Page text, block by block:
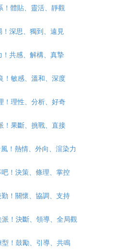
！體貼、靈活、靜觀
深思、獨到、遠見
共感、解構、真摯
！敏感、溫和、深度
！理性、分析、好奇
！果斷、挑戰、直接
！熱情、外向、渲染力
！決策、條理、掌控
！關懷、協調、支持
！決斷、領導、全局觀
！鼓勵、引導、共鳴